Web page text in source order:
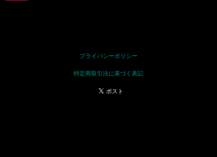
プライバシーポリシー
特定商取引法に基づく表記